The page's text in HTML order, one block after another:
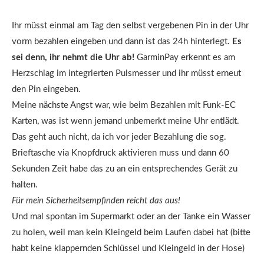
Ihr müsst einmal am Tag den selbst vergebenen Pin in der Uhr
vorm bezahlen eingeben und dann ist das 24h hinterlegt. Es
sei denn, ihr nehmt die Uhr ab! GarminPay erkennt es am
Herzschlag im integrierten Pulsmesser und ihr müsst erneut
den Pin eingeben.
Meine nächste Angst war, wie beim Bezahlen mit Funk-EC
Karten, was ist wenn jemand unbemerkt meine Uhr entlädt.
Das geht auch nicht, da ich vor jeder Bezahlung die sog.
Brieftasche via Knopfdruck aktivieren muss und dann 60
Sekunden Zeit habe das zu an ein entsprechendes Gerät zu
halten.
Für mein Sicherheitsempfinden reicht das aus!
Und mal spontan im Supermarkt oder an der Tanke ein Wasser
zu holen, weil man kein Kleingeld beim Laufen dabei hat (bitte
habt keine klappernden Schlüssel und Kleingeld in der Hose)